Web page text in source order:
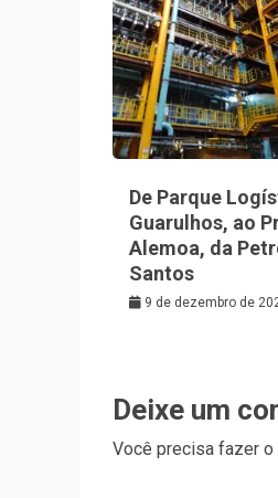
De Parque
Guarulhos, ao
Alemoa, da
Santos
9 de dezembro de
Deixe um
Você precisa fazer o